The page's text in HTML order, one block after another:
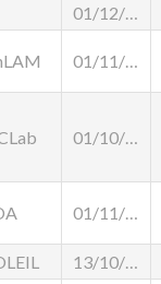
01/12/2025
01/11/2024
01/10/2024
01/11/2025
13/10/2025